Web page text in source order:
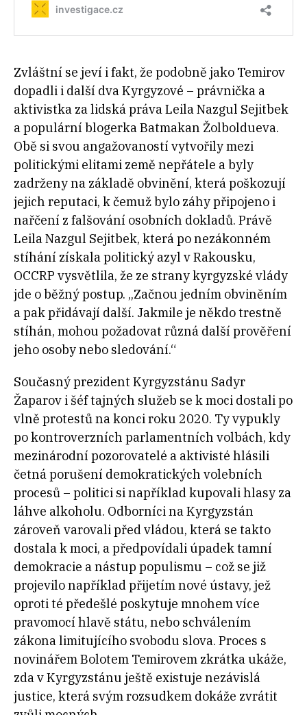
Zvláštní se jeví i fakt, že podobně jako Temirov
dopadli i další dva Kyrgyzové – právnička a
aktivistka za lidská práva Leila Nazgul Sejitbek
a populární blogerka Batmakan Žolboldueva.
Obě si svou angažovaností vytvořily mezi
politickými elitami země nepřátele a byly
zadrženy na základě obvinění, která poškozují
jejich reputaci, k čemuž bylo záhy připojeno i
nařčení z falšování osobních dokladů. Právě
Leila Nazgul Sejitbek, která po nezákonném
stíhání získala politický azyl v Rakousku,
OCCRP vysvětlila, že ze strany kyrgyzské vlády
jde o běžný postup. „Začnou jedním obviněním
a pak přidávají další. Jakmile je někdo trestně
stíhán, mohou požadovat různá další prověření
jeho osoby nebo sledování.“
Současný prezident Kyrgyzstánu Sadyr
Žaparov i šéf tajných služeb se k moci dostali po
vlně protestů na konci roku 2020. Ty vypukly
po kontroverzních parlamentních volbách, kdy
mezinárodní pozorovatelé a aktivisté hlásili
četná porušení demokratických volebních
procesů – politici si například kupovali hlasy za
láhve alkoholu. Odborníci na Kyrgyzstán
zároveň varovali před vládou, která se takto
dostala k moci, a předpovídali úpadek tamní
demokracie a nástup populismu – což se již
projevilo například přijetím nové ústavy, jež
oproti té předešlé poskytuje mnohem více
pravomocí hlavě státu, nebo schválením
zákona limitujícího svobodu slova. Proces s
novinářem Bolotem Temirovem zkrátka ukáže,
zda v Kyrgyzstánu ještě existuje nezávislá
justice, která svým rozsudkem dokáže zvrátit